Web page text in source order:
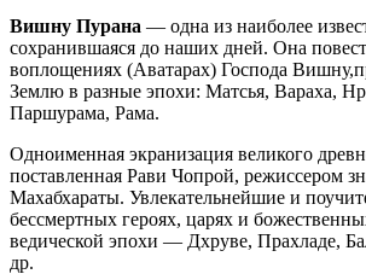
Вишну Пурана — одна из наиболее
сохранившаяся до наших дней. Она
воплощениях (Аватарах) Господа
Землю в разные эпохи: Матсья, Вараха,
Паршурама, Рама.
Одноименная экранизация великого
поставленная Рави Чопрой, режиссером
Махабхараты. Увлекательнейшие и
бессмертных героях, царях и
ведической эпохи — Дхруве, Прахладе,
др.